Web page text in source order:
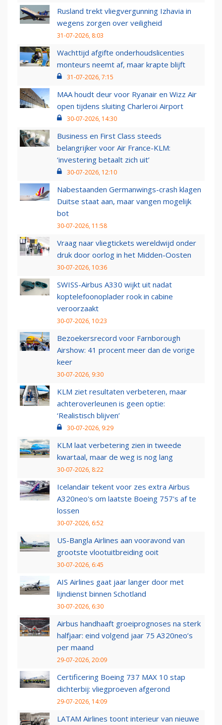
Rusland trekt vliegvergunning Izhavia in
wegens zorgen over veiligheid
31-07-2026, 8:03
Wachttijd afgifte onderhoudslicenties
monteurs neemt af, maar krapte blijft
31-07-2026, 7:15
MAA houdt deur voor Ryanair en Wizz Air
open tijdens sluiting Charleroi Airport
30-07-2026, 14:30
Business en First Class steeds
belangrijker voor Air France-KLM:
‘investering betaalt zich uit’
30-07-2026, 12:10
Nabestaanden Germanwings-crash klagen
Duitse staat aan, maar vangen mogelijk
bot
30-07-2026, 11:58
Vraag naar vliegtickets wereldwijd onder
druk door oorlog in het Midden-Oosten
30-07-2026, 10:36
SWISS-Airbus A330 wijkt uit nadat
koptelefoonoplader rook in cabine
veroorzaakt
30-07-2026, 10:23
Bezoekersrecord voor Farnborough
Airshow: 41 procent meer dan de vorige
keer
30-07-2026, 9:30
KLM ziet resultaten verbeteren, maar
achteroverleunen is geen optie:
‘Realistisch blijven’
30-07-2026, 9:29
KLM laat verbetering zien in tweede
kwartaal, maar de weg is nog lang
30-07-2026, 8:22
Icelandair tekent voor zes extra Airbus
A320neo's om laatste Boeing 757's af te
lossen
30-07-2026, 6:52
US-Bangla Airlines aan vooravond van
grootste vlootuitbreiding ooit
30-07-2026, 6:45
AIS Airlines gaat jaar langer door met
lijndienst binnen Schotland
30-07-2026, 6:30
Airbus handhaaft groeiprognoses na sterk
halfjaar: eind volgend jaar 75 A320neo’s
per maand
29-07-2026, 20:09
Certificering Boeing 737 MAX 10 stap
dichterbij: vliegproeven afgerond
29-07-2026, 14:09
LATAM Airlines toont interieur van nieuwe